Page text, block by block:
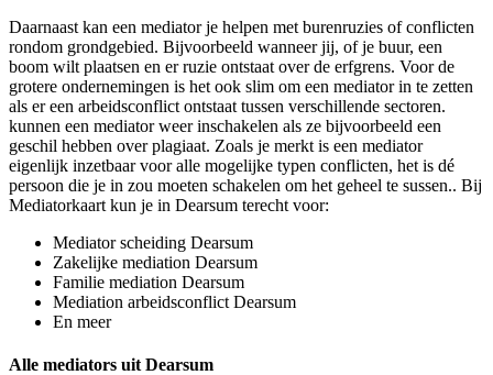
Daarnaast kan een mediator je helpen met burenruzies of conflicten
rondom grondgebied. Bijvoorbeeld wanneer jij, of je buur, een
boom wilt plaatsen en er ruzie ontstaat over de erfgrens. Voor de
grotere ondernemingen is het ook slim om een mediator in te zetten
als er een arbeidsconflict ontstaat tussen verschillende sectoren.
kunnen een mediator weer inschakelen als ze bijvoorbeeld een
geschil hebben over plagiaat. Zoals je merkt is een mediator
eigenlijk inzetbaar voor alle mogelijke typen conflicten, het is dé
persoon die je in zou moeten schakelen om het geheel te sussen.. Bij
Mediatorkaart kun je in Dearsum terecht voor:
Mediator scheiding Dearsum
Zakelijke mediation Dearsum
Familie mediation Dearsum
Mediation arbeidsconflict Dearsum
En meer
Alle mediators uit Dearsum